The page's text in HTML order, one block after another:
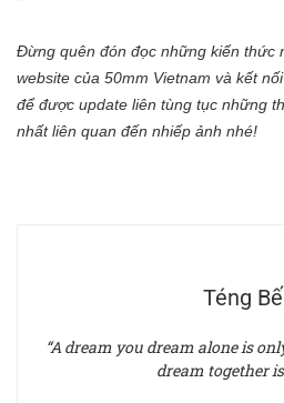
Đừng quên đón đọc những kiến thức
website của 50mm Vietnam và kết
để được update liên tùng tục những
nhất liên quan đến nhiếp ảnh nhé!
Téng
“A dream you dream alone is
dream together